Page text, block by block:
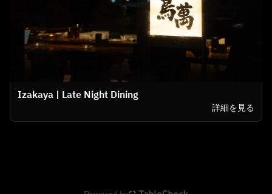
Izakaya | Late Night Dining
詳細を見る